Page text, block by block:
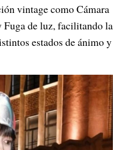
vintage como Cámara
de luz, facilitando la
estados de ánimo y